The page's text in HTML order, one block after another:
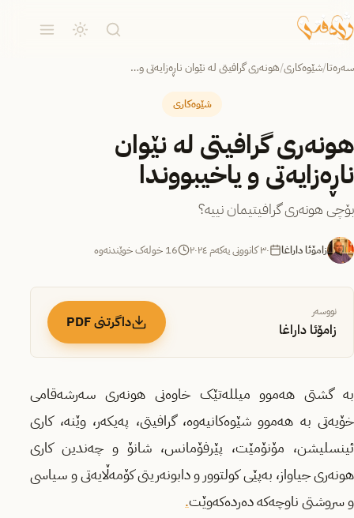
سەرەتا/شێوەکاری/هونەری گرافیتی لە نێوان ناڕەزایەتی و…
شێوەکاری
هونەری گرافیتی لە نێوان
ناڕەزایەتی و یاخیبووندا
بۆچی هونەری گرافیتیمان نییە؟
زامۆئا داراغا ٣٠ کانوونی یەکەم ٢٠٢٤ 16 خولەک خوێندنەوە
نووسەر
زامۆئا داراغا داگرتنی PDF
بە گشتی هەموو میللەتێک خاوەنی هونەری سەرشەقامی
خۆیەتی بە هەموو شێوەکانیەوە، گرافیتی، پەیکەر، وێنە، کاری
ئینسلیشن، مۆنۆمێت، پێرفۆمانس، شانۆ و چەندین کاری
هونەری جیاواز، بەپێی کولتوور و دابونەریتی کۆمەڵایەتی و سیاسی
و سروشتی ناوچەکە دەردەکەوێت.